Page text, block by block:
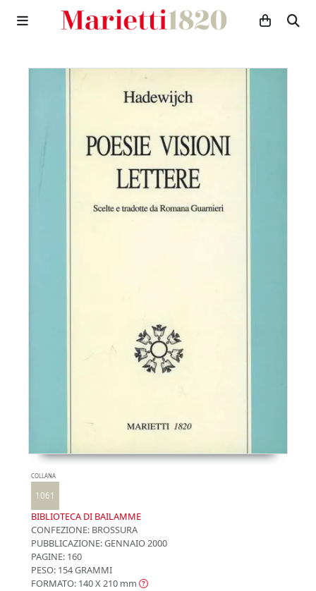
COLLANA
1061
BIBLIOTECA DI BAILAMME
CONFEZIONE: BROSSURA
PUBBLICAZIONE:GENNAIO 2000
PAGINE: 160
PESO: 154 GRAMMI
FORMATO: 140 X 210 mm